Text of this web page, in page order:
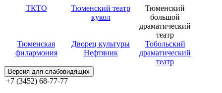
ТКТО
Тюменский театр
кукол
Тюменский
большой
драматический
театр
Тюменская
филармония
Дворец культуры
Нефтяник
Тобольский
драматический
театр
Версия для слабовидящих
+7 (3452) 68-77-77